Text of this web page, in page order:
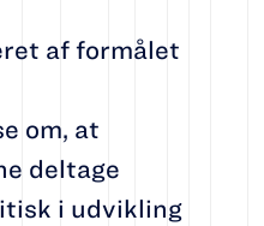
af formålet
om, at
deltage
i udvikling